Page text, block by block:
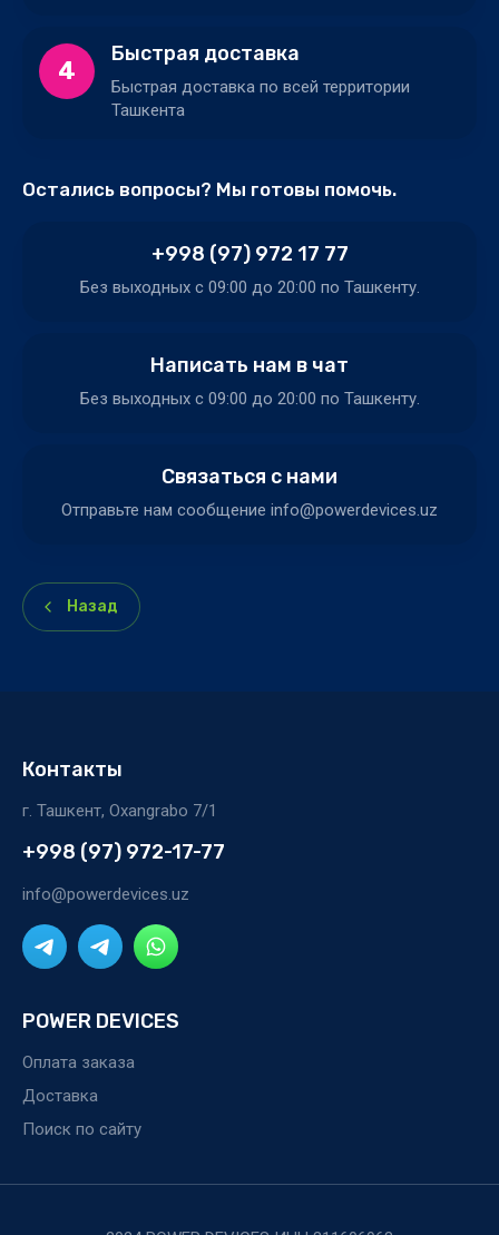
4
Быстрая доставка
Быстрая доставка по всей территории
Ташкента
Остались вопросы? Мы готовы помочь.
+998 (97) 972 17 77
Без выходных c 09:00 до 20:00 по Ташкенту.
Написать нам в чат
Без выходных c 09:00 до 20:00 по Ташкенту.
Связаться с нами
Отправьте нам сообщение info@powerdevices.uz
Назад
Контакты
г. Ташкент, Oxangrabo 7/1
+998 (97) 972-17-77
info@powerdevices.uz
POWER DEVICES
Оплата заказа
Доставка
Поиск по сайту